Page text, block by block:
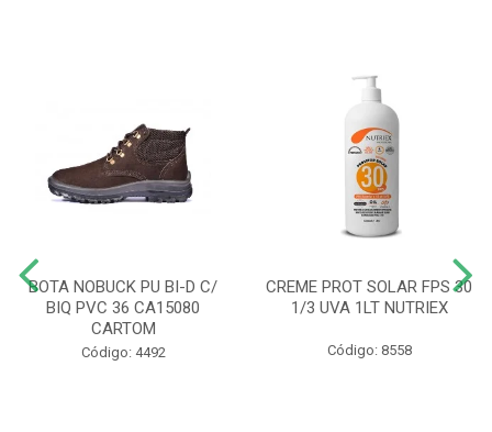
BOTA NOBUCK PU BI-D C/
BIQ PVC 36 CA15080
CARTOM
Código: 4492
CREME PROT SOLAR FPS 30
1/3 UVA 1LT NUTRIEX
Código: 8558